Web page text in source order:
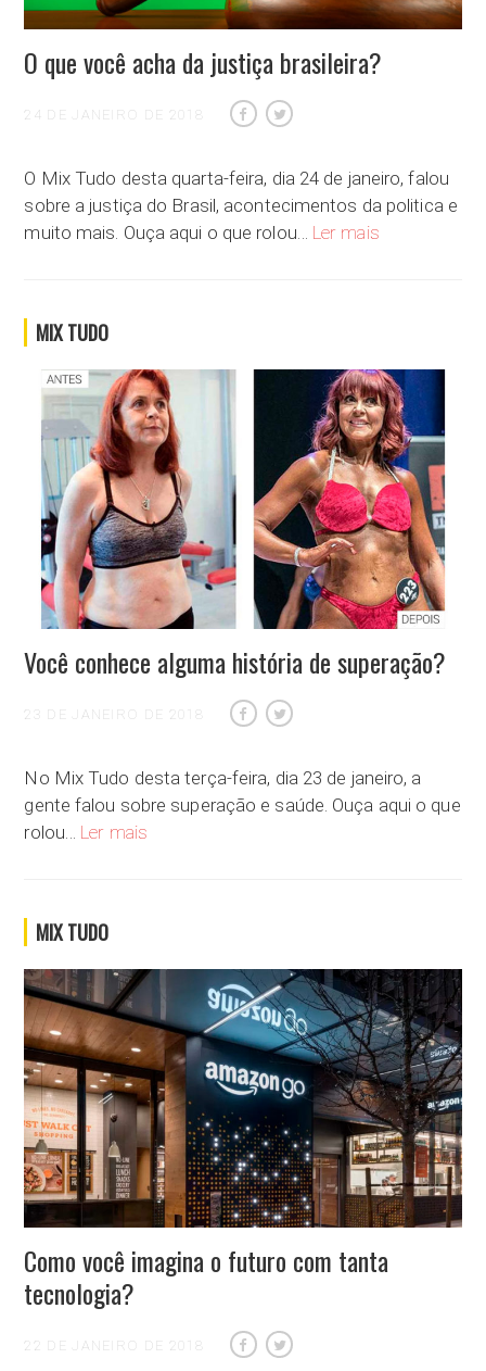
O que você acha da justiça brasileira?
24 DE JANEIRO DE 2018
O Mix Tudo desta quarta-feira, dia 24 de janeiro, falou
sobre a justiça do Brasil, acontecimentos da politica e
muito mais. Ouça aqui o que rolou… Ler mais
MIX TUDO
Você conhece alguma história de superação?
23 DE JANEIRO DE 2018
No Mix Tudo desta terça-feira, dia 23 de janeiro, a
gente falou sobre superação e saúde. Ouça aqui o que
rolou… Ler mais
MIX TUDO
Como você imagina o futuro com tanta
tecnologia?
22 DE JANEIRO DE 2018